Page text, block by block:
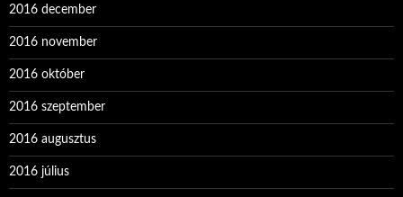
2016 december
2016 november
2016 október
2016 szeptember
2016 augusztus
2016 július